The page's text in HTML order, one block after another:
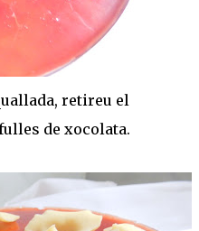
retireu el
de xocolata.